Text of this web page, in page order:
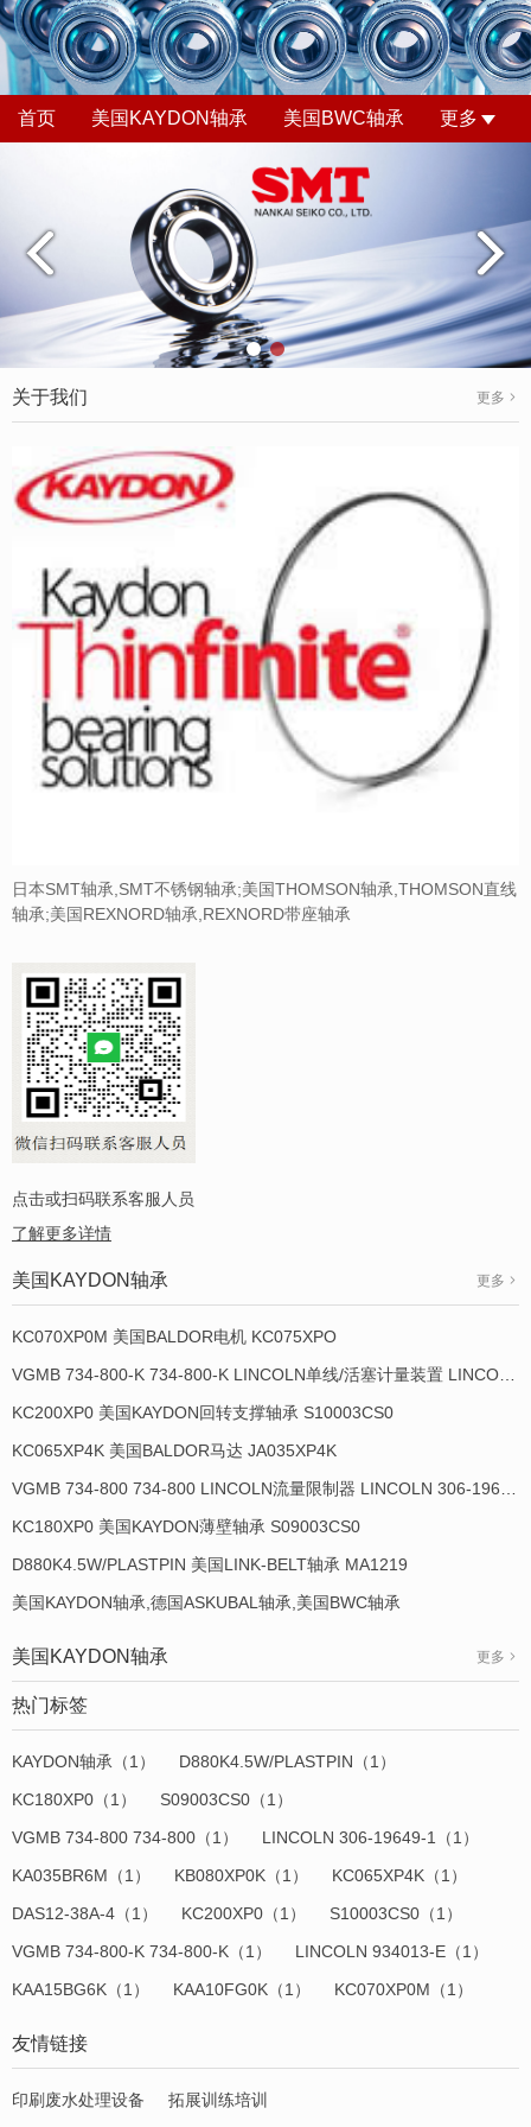
首页 美国KAYDON轴承 美国BWC轴承 更多
关于我们 更多
日本SMT轴承,SMT不锈钢轴承;美国THOMSON轴承,THOMSON直线
轴承;美国REXNORD轴承,REXNORD带座轴承
点击或扫码联系客服人员
了解更多详情
美国KAYDON轴承 更多
KC070XP0M 美国BALDOR电机 KC075XPO
KC200XP0 美国KAYDON回转支撑轴承 S10003CS0
KC065XP4K 美国BALDOR马达 JA035XP4K
KC180XP0 美国KAYDON薄壁轴承 S09003CS0
D880K4.5W/PLASTPIN 美国LINK-BELT轴承 MA1219
美国KAYDON轴承,德国ASKUBAL轴承,美国BWC轴承
美国KAYDON轴承 更多
热门标签
KAYDON轴承（1）
D880K4.5W/PLASTPIN（1）
KC180XP0（1）
S09003CS0（1）
VGMB 734-800 734-800（1）
LINCOLN 306-19649-1（1）
KA035BR6M（1）
KB080XP0K（1）
KC065XP4K（1）
DAS12-38A-4（1）
KC200XP0（1）
S10003CS0（1）
VGMB 734-800-K 734-800-K（1）
LINCOLN 934013-E（1）
KAA15BG6K（1）
KAA10FG0K（1） KC070XP0M（1）
友情链接
印刷废水处理设备 拓展训练培训